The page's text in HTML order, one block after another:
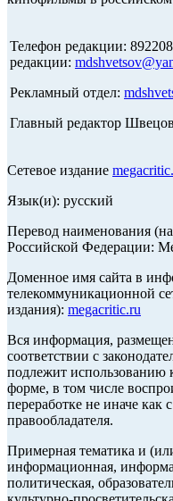
Телефон редакции:
редакции:
Рекламный отдел:
Главный редактор
Сетевое издание
Язык(и): русский
Перевод наименования
Российской Федерации:
Доменное имя сайта в
телекоммуникационной
издания): megacritic.ru
Вся информация,
соответствии с
подлежит использованию
форме, в том числе
переработке не иначе как
правообладателя.
Примерная тематика и
информационная,
политическая,